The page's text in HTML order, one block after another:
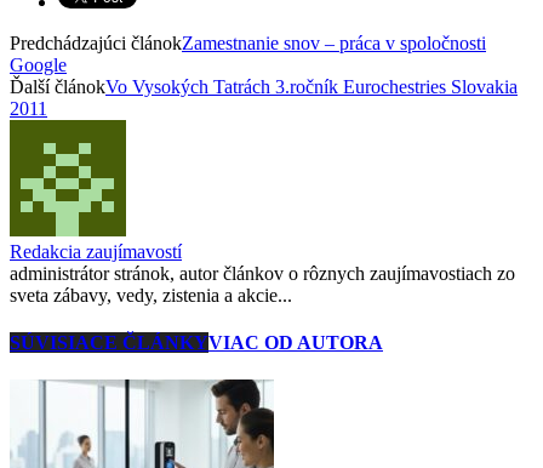
Predchádzajúci článokZamestnanie snov – práca v spoločnosti
Google
Ďalší článokVo Vysokých Tatrách 3.ročník Eurochestries Slovakia
2011
Redakcia zaujímavostí
administrátor stránok, autor článkov o rôznych zaujímavostiach zo
sveta zábavy, vedy, zistenia a akcie...
SÚVISIACE ČLÁNKYVIAC OD AUTORA